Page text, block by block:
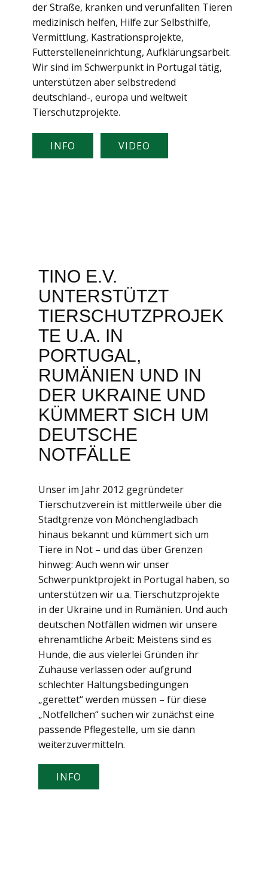
der Straße, kranken und verunfallten Tieren
medizinisch helfen, Hilfe zur Selbsthilfe,
Vermittlung, Kastrationsprojekte,
Futterstelleneinrichtung, Aufklärungsarbeit.
Wir sind im Schwerpunkt in Portugal tätig,
unterstützen aber selbstredend
deutschland-, europa und weltweit
Tierschutzprojekte.
INFO VIDEO
TINO E.V.
UNTERSTÜTZT
TIERSCHUTZPROJEK
TE U.A. IN
PORTUGAL,
RUMÄNIEN UND IN
DER UKRAINE UND
KÜMMERT SICH UM
DEUTSCHE
NOTFÄLLE
Unser im Jahr 2012 gegründeter
Tierschutzverein ist mittlerweile über die
Stadtgrenze von Mönchengladbach
hinaus bekannt und kümmert sich um
Tiere in Not – und das über Grenzen
hinweg: Auch wenn wir unser
Schwerpunktprojekt in Portugal haben, so
unterstützen wir u.a. Tierschutzprojekte
in der Ukraine und in Rumänien. Und auch
deutschen Notfällen widmen wir unsere
ehrenamtliche Arbeit: Meistens sind es
Hunde, die aus vielerlei Gründen ihr
Zuhause verlassen oder aufgrund
schlechter Haltungsbedingungen
„gerettet“ werden müssen – für diese
„Notfellchen“ suchen wir zunächst eine
passende Pflegestelle, um sie dann
weiterzuvermitteln.
INFO